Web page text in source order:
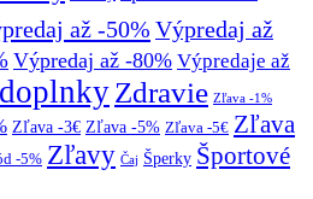
až -50% Výpredaj až
Výpredaj až -80% Výpredaje až
Zdravie Zľava -1%
Zľava -3€ Zľava -5% Zľava -5€ Zľava
-5% Zľavy Čaj Šperky Športové